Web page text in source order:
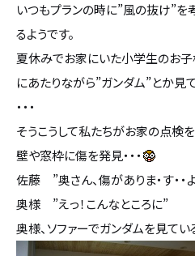
無料相談 イベント
いつもプランの時に”風の抜け”
るようです。
夏休みでお家にいた小学生のお
にあたりながら”ガンダム”とか見
・・・
そうこうして私たちがお家の点検
壁や窓枠に傷を発見・・・
佐藤 ”奥さん、傷がありま・す・・よ
奥様 ”えっ！こんなところに”
奥様、ソファーでガンダムを見てい